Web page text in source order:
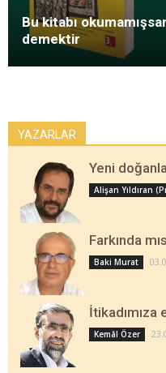
Bu kitabı
demektir
YAZARLAR
Yeni
Alişan Yıldıran
Farkında
Baki Murat
İtikadımıza
Kemâl Özer